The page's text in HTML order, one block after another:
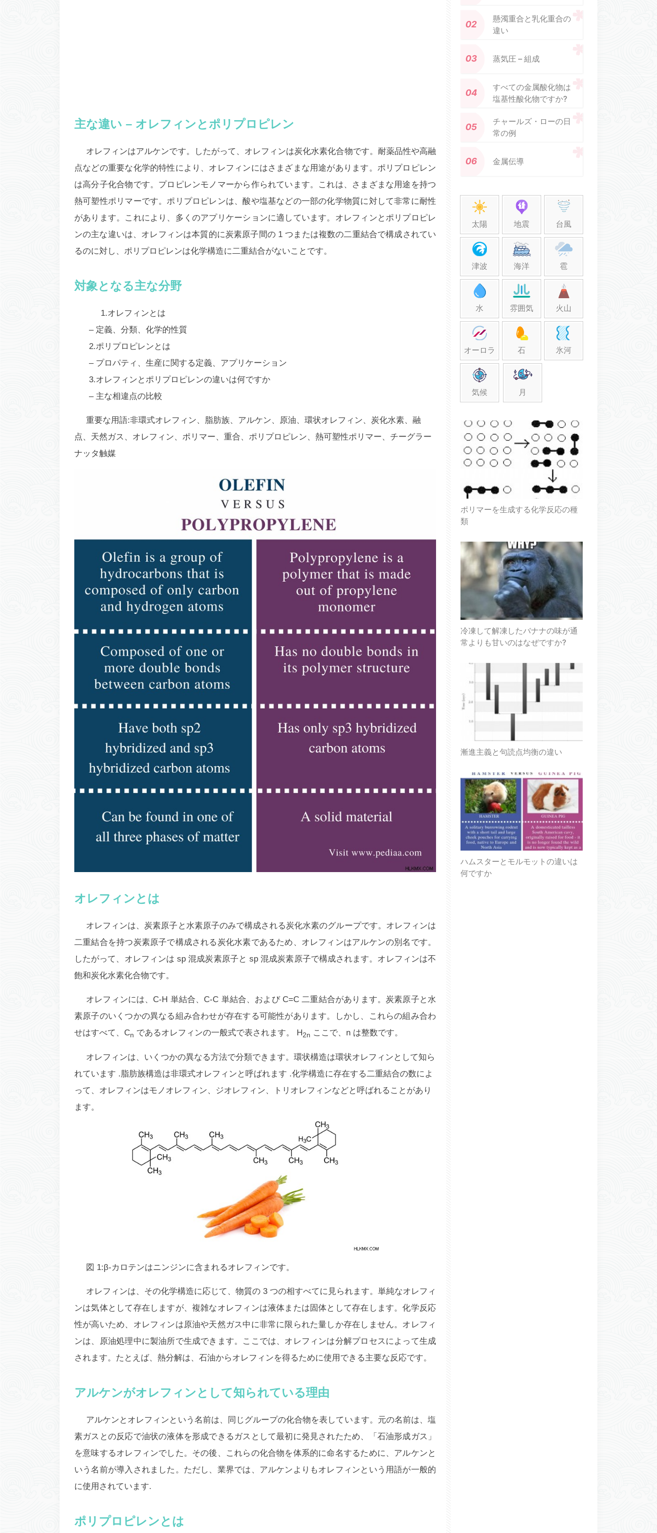
主な違い – オレフィンとポリプロピレン
オレフィンはアルケンです。したがって、オレフィンは炭化水素化合物です。耐薬品性や高融
点などの重要な化学的特性により、オレフィンにはさまざまな用途があります。ポリプロピレン
は高分子化合物です。プロピレンモノマーから作られています。これは、さまざまな用途を持つ
熱可塑性ポリマーです。ポリプロピレンは、酸や塩基などの一部の化学物質に対して非常に耐性
があります。これにより、多くのアプリケーションに適しています。オレフィンとポリプロピレ
ンの主な違いは、 オレフィンは本質的に炭素原子間の 1 つまたは複数の二重結合で構成されてい
るのに対し、ポリプロピレンは化学構造に二重結合がないことです。
対象となる主な分野
1.オレフィンとは
– 定義、分類、化学的性質
2.ポリプロピレンとは
– プロパティ、生産に関する定義、アプリケーション
3.オレフィンとポリプロピレンの違いは何ですか
– 主な相違点の比較
重要な用語:非環式オレフィン、脂肪族、アルケン、原油、環状オレフィン、炭化水素、融
点、天然ガス、オレフィン、ポリマー、重合、ポリプロピレン、熱可塑性ポリマー、チーグラー
ナッタ触媒
オレフィンとは
オレフィンは、炭素原子と水素原子のみで構成される炭化水素のグループです。オレフィンは
二重結合を持つ炭素原子で構成される炭化水素であるため、オレフィンはアルケンの別名です。
したがって、オレフィンは sp 混成炭素原子と sp 混成炭素原子で構成されます。オレフィンは不
飽和炭化水素化合物です。
オレフィンには、C-H 単結合、C-C 単結合、および C=C 二重結合があります。炭素原子と水
素原子のいくつかの異なる組み合わせが存在する可能性があります。しかし、これらの組み合わ
せはすべて、Cn であるオレフィンの一般式で表されます。 H2n ここで、n は整数です。
オレフィンは、いくつかの異なる方法で分類できます。環状構造は環状オレフィン として知ら
れています .脂肪族構造は非環式オレフィン と呼ばれます .化学構造に存在する二重結合の数によ
って、オレフィンはモノオレフィン、ジオレフィン、トリオレフィンなどと呼ばれることがあり
ます。
図 1:β-カロテンはニンジンに含まれるオレフィンです。
オレフィンは、その化学構造に応じて、物質の 3 つの相すべてに見られます。単純なオレフィ
ンは気体として存在しますが、複雑なオレフィンは液体または固体として存在します。化学反応
性が高いため、オレフィンは原油や天然ガス中に非常に限られた量しか存在しません。オレフィ
ンは、原油処理中に製油所で生成できます。ここでは、オレフィンは分解プロセスによって生成
されます。たとえば、熱分解は、石油からオレフィンを得るために使用できる主要な反応です。
アルケンがオレフィンとして知られている理由
アルケンとオレフィンという名前は、同じグループの化合物を表しています。元の名前は、塩
素ガスとの反応で油状の液体を形成できるガスとして最初に発見されたため、「石油形成ガス」
を意味するオレフィンでした。その後、これらの化合物を体系的に命名するために、アルケンと
いう名前が導入されました。ただし、業界では、アルケンよりもオレフィンという用語が一般的
に使用されています.
ポリプロピレンとは
懸濁重合と乳化重合の
違い
蒸気圧 – 組成
すべての金属酸化物は
塩基性酸化物ですか?
チャールズ・ローの日
常の例
金属伝導
太陽 地震 台風
津波 海洋 雹
水 雰囲気 火山
オーロラ 石 氷河
気候 月
ポリマーを生成する化学反応の種
類
冷凍して解凍したバナナの味が通
常よりも甘いのはなぜですか?
漸進主義と句読点均衡の違い
ハムスターとモルモットの違いは
何ですか